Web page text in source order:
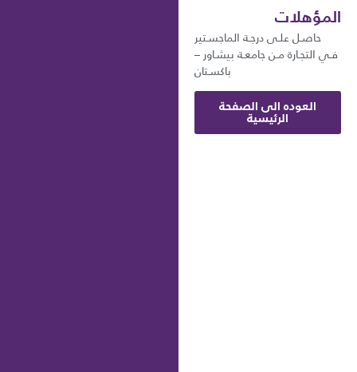
المؤهلات
حاصـل علـى درجـة الماجسـتير
فـي التجـارة مـن جامعـة بيشـاور –
باكسـتان
العوده الى الصفحة
الرئيسية